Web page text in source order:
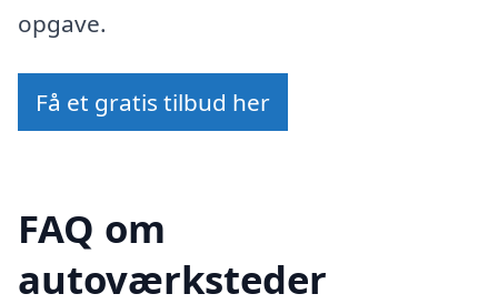
opgave.
Få et gratis tilbud her
FAQ om
autoværksteder